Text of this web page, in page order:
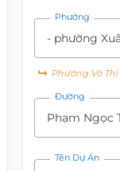
Phường
- phường
Phường Võ Thị
Đường
Phạm Ngọc
Tên Dự Án